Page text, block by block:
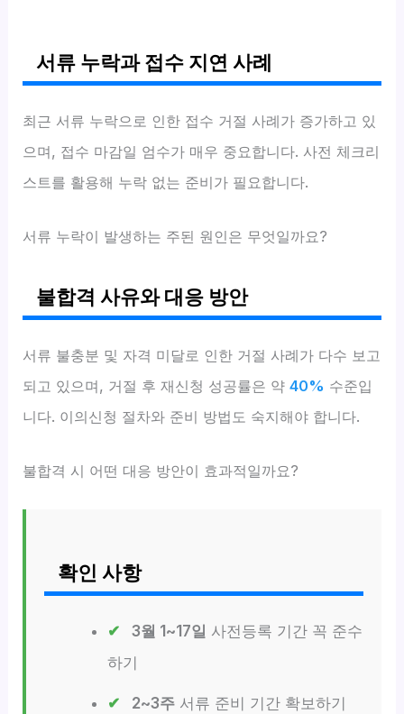
서류 누락과 접수 지연 사례
최근 서류 누락으로 인한 접수 거절 사례가 증가하고 있
으며, 접수 마감일 엄수가 매우 중요합니다. 사전 체크리
스트를 활용해 누락 없는 준비가 필요합니다.
서류 누락이 발생하는 주된 원인은 무엇일까요?
불합격 사유와 대응 방안
서류 불충분 및 자격 미달로 인한 거절 사례가 다수 보고
되고 있으며, 거절 후 재신청 성공률은 약40% 수준입
니다. 이의신청 절차와 준비 방법도 숙지해야 합니다.
불합격 시 어떤 대응 방안이 효과적일까요?
확인 사항
3월 1~17일 사전등록 기간 꼭 준수
하기
2~3주서류 준비 기간 확보하기